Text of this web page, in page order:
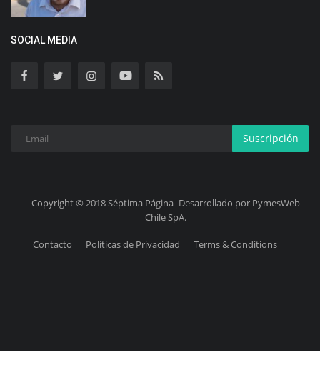
SOCIAL MEDIA
Suscripción
Copyright © 2018 Séptima Página- Desarrollado por PymesWeb
Chile SpA.
Contacto Políticas de Privacidad Terms & Conditions